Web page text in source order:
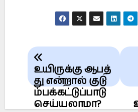
Post
navigation
உயிருக்கு ஆபத்
து என்றால் குடு
ம்பக்கட்டுப்பாடு
செய்யலாமா?